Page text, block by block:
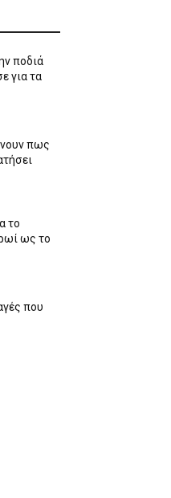
ποδιά
για τα
πως
το
ως το
που